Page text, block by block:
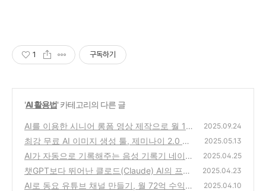
1 구독하기
'AI 활용법' 카테고리의 다른 글
AI를 이용한 시니어 롱폼 영상 제작으로 월 1천
만 원 이상 수익 내는 방법
(0)
2025.09.24
최강 무료 AI 이미지 생성 툴, 제미나이 2.0 플
래시 구글 AI로 이미지 생성과 편집을 무료로
(0)
2025.05.13
AI가 자동으로 기록해주는 음성 기록기 네이버
클로바 노트 무료 사용법! clovanote 다운로드
(0)
2025.04.25
챗GPT보다 뛰어난 클로드(Claude) AI의 프로
젝트로 제안서, 이메일, 블로그 활용법 마스터
2025.04.23
AI로 동요 유튜브 채널 만들기, 월 72억 수익의
2025.04.10